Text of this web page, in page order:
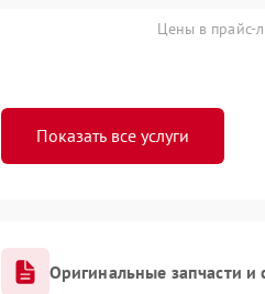
Цены в прайс-
Показать все услуги
Оригинальные запчасти